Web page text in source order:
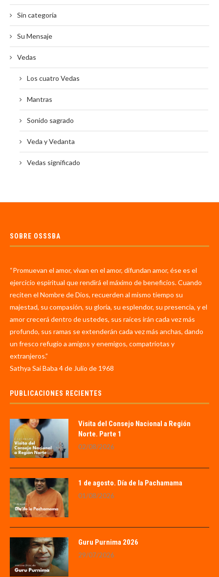
Sin categoría
Su Mensaje
Vedas
Los cuatro Vedas
Mantras
Sonido sagrado
Veda y Vedanta
Vedas significado
SOBRE OSSSBA
“Promuevan el amor, vivan en el amor, difundan amor, ése es el
ejercicio espiritual que rendirá el máximo de beneficios. Cuando
reciten el Nombre de Dios, recuerden al mismo tiempo su
majestad, su compasión, su gloria, su esplendor, su presencia, y el
amor crecerá dentro de ustedes, sus raíces irán cada vez más
profundo, sus ramas se extenderán cada vez más anchas, dando
un fresco refugio a amigos y enemigos, compatriotas y
extranjeros.”
Sathya Sai Baba 4 de Julio de 1968
PUBLICACIONES RECIENTES
Visita del Consejo Nacional a Región
Norte. Parte 1
02/08/2026
1 de agosto. Día de la Pachamama
01/08/2026
Guru Purnima 2026
29/07/2026